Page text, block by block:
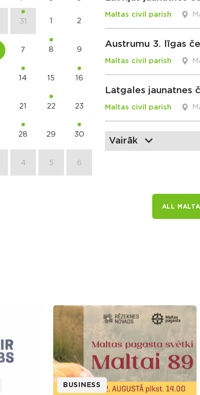
31 1 2
7 8 9
14 15 16
21 22 23
28 29 30
4 5 6
Maltas civil parish
Austrumu 3. līgas
Maltas civil parish
Latgales jaunatnes
Maltas civil parish
Vairāk
ALL
BUSINESS